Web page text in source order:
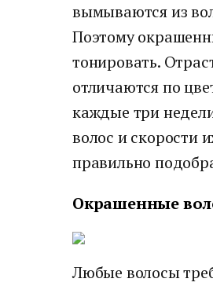
вымываются из
Поэтому
тонировать.
отличаются по
каждые три
волос и скорости
правильно
Окрашенные
Любые волосы